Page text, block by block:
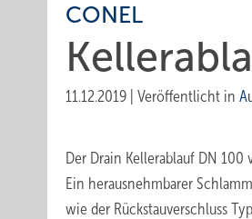
CONEL
11.12.2019 Veröffentlicht in
Der Drain Kellerablauf DN
Ein herausnehmbarer
wie der Rückstauverschluss